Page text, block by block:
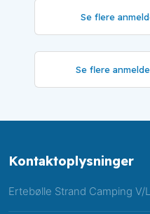
Se flere
Se flere
Kontakt​oplysninger
​Ertebølle Strand Camping V/